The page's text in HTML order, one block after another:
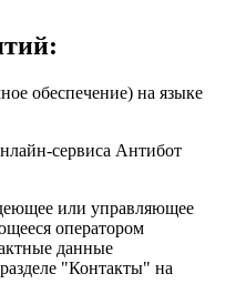
обеспечение) на языке
сервиса Антибот
или управляющее
оператором
данные
"Контакты" на